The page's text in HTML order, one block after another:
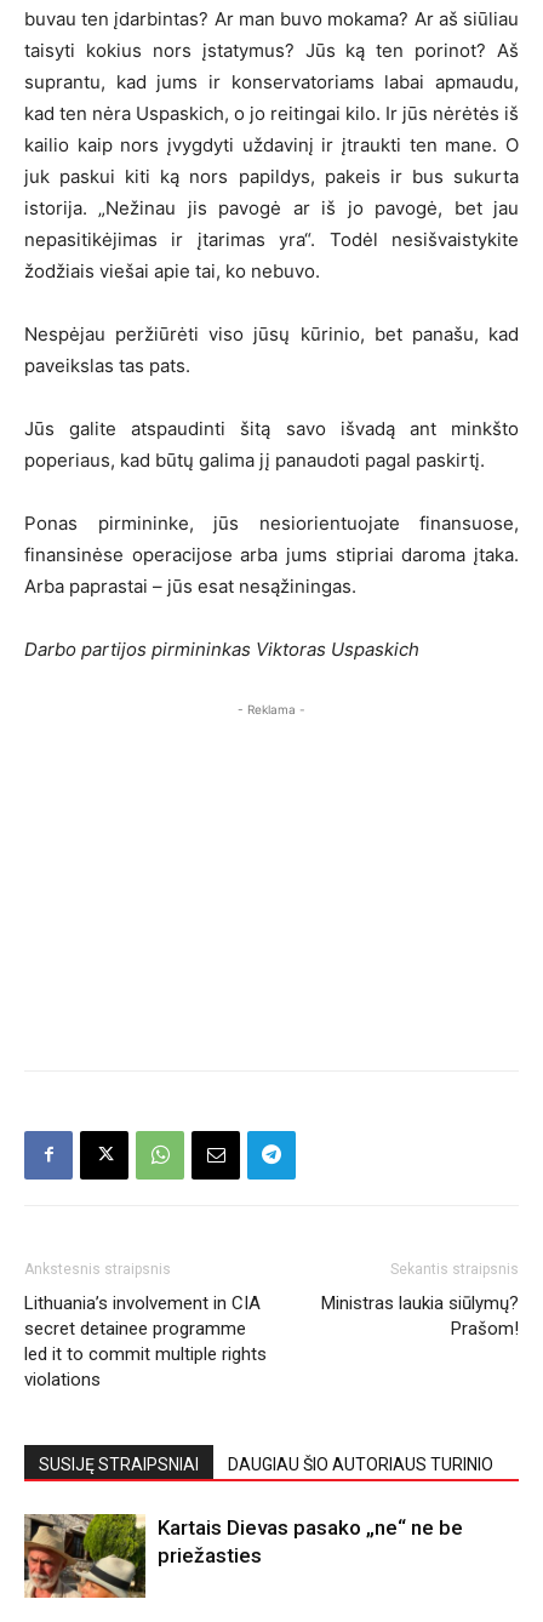
buvau ten įdarbintas? Ar man buvo mokama? Ar aš siūliau
taisyti kokius nors įstatymus? Jūs ką ten porinot? Aš
suprantu, kad jums ir konservatoriams labai apmaudu,
kad ten nėra Uspaskich, o jo reitingai kilo. Ir jūs nėrėtės iš
kailio kaip nors įvygdyti uždavinį ir įtraukti ten mane. O
juk paskui kiti ką nors papildys, pakeis ir bus sukurta
istorija. „Nežinau jis pavogė ar iš jo pavogė, bet jau
nepasitikėjimas ir įtarimas yra“. Todėl nesišvaistykite
žodžiais viešai apie tai, ko nebuvo.
Nespėjau peržiūrėti viso jūsų kūrinio, bet panašu, kad
paveikslas tas pats.
Jūs galite atspaudinti šitą savo išvadą ant minkšto
poperiaus, kad būtų galima jį panaudoti pagal paskirtį.
Ponas pirmininke, jūs nesiorientuojate finansuose,
finansinėse operacijose arba jums stipriai daroma įtaka.
Arba paprastai – jūs esat nesąžiningas.
Darbo partijos pirmininkas Viktoras Uspaskich
- Reklama -
Ankstesnis straipsnis
Lithuania’s involvement in CIA
secret detainee programme
led it to commit multiple rights
violations
Sekantis straipsnis
Ministras laukia siūlymų?
Prašom!
SUSIJĘ STRAIPSNIAI DAUGIAU ŠIO AUTORIAUS TURINIO
Kartais Dievas pasako „ne“ ne be
priežasties